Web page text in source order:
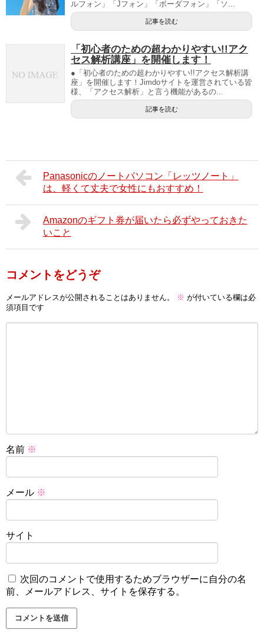
ルフォン」「Jフォン」「ボーダフォン」「ソ...
記事を読む
「初心者のための超わかりやすい!!アク
セス解析講座」を開催します！
●「初心者のための超わかりやすい!!アクセス解析講
座」を開催します！Jimdoサイトを運営されている皆
様、「アクセス解析」と言う機能があるの...
記事を読む
Panasonicのノートパソコン「レッツノート」
は、軽くて丈夫で女性にもおすすめ！
Amazonのギフト券が届いたら必ずやっておきた
いこと
コメントをどうぞ
メールアドレスが公開されることはありません。 ※ が付いている欄は必
須項目です
名前 ※
メール ※
サイト
次回のコメントで使用するためブラウザーに自分の名
前、メールアドレス、サイトを保存する。